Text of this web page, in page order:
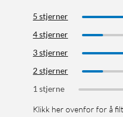
5 stjerner
4 stjerner
3 stjerner
2 stjerner
1 stjerne
Klikk her ovenfor for å